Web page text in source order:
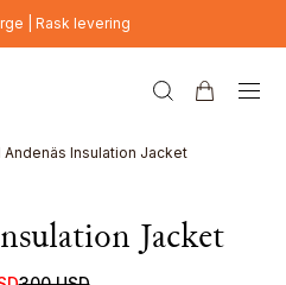
| Rask levering
Andenäs Insulation Jacket
Jacket